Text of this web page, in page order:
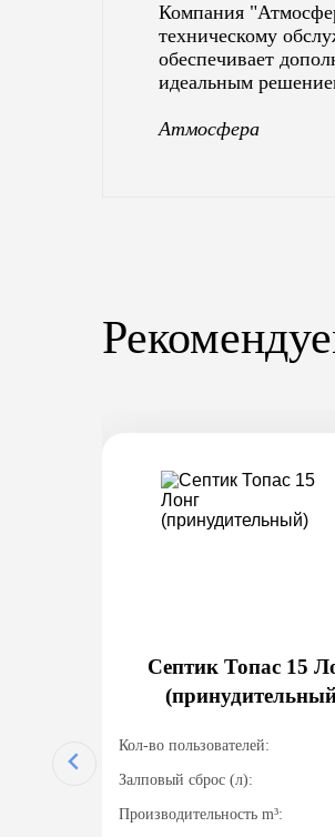
Компания
техническому
обеспечивает
идеальным
Атмосфера
Септик Топас 15
Кол-во пользователей:
Залповый сброс (л):
Производительность m³: